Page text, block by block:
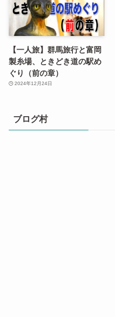
【一人旅】群馬旅行と富岡
製糸場、ときどき道の駅め
ぐり（前の章）
2024年12月24日
ブログ村